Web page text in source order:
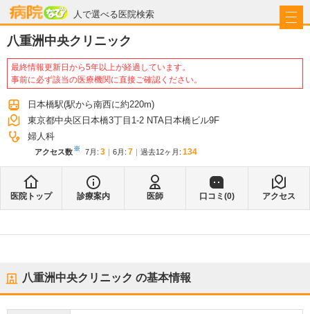
人で選べる医院検索
病院なび
八重洲中央クリニック
最終情報更新日から5年以上が経過しています。
事前に必ず該当の医療機関に直接ご確認ください。
日本橋駅(駅から南西に約220m)
東京都中央区日本橋3丁目1-2 NTA日本橋ビル9F
婦人科
アクセス数※ 7月 : 3 6月 : 7 過去12ヶ月: 134
医院トップ 診療案内 医師 口コミ(0) アクセス
八重洲中央クリニック の基本情報